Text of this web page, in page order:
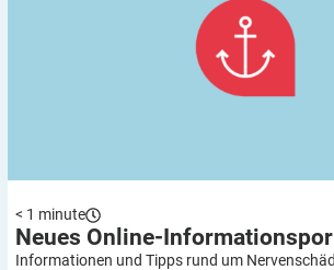
< 1 minute
Neues Online-
Informationen und Tipps rund um